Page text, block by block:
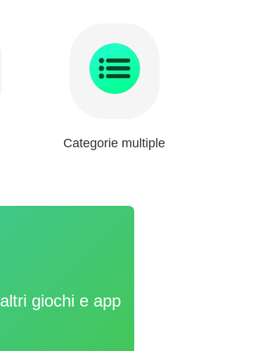
Categorie multiple
giochi e app